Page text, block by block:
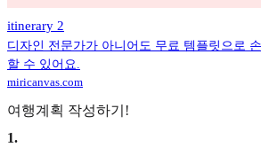
itinerary 2
디자인 전문가가 아니어도 무료 템플릿으로
할 수 있어요.
miricanvas.com
여행계획 작성하기!
1.